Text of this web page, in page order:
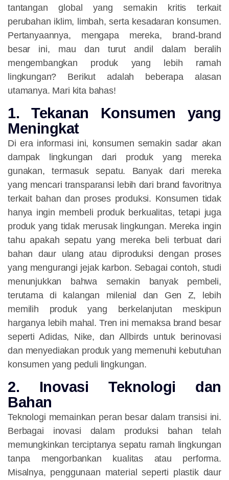
tantangan global yang semakin kritis terkait
perubahan iklim, limbah, serta kesadaran konsumen.
Pertanyaannya, mengapa mereka, brand-brand
besar ini, mau dan turut andil dalam beralih
mengembangkan produk yang lebih ramah
lingkungan? Berikut adalah beberapa alasan
utamanya. Mari kita bahas!
1. Tekanan Konsumen yang
Meningkat
Di era informasi ini, konsumen semakin sadar akan
dampak lingkungan dari produk yang mereka
gunakan, termasuk sepatu. Banyak dari mereka
yang mencari transparansi lebih dari brand favoritnya
terkait bahan dan proses produksi. Konsumen tidak
hanya ingin membeli produk berkualitas, tetapi juga
produk yang tidak merusak lingkungan. Mereka ingin
tahu apakah sepatu yang mereka beli terbuat dari
bahan daur ulang atau diproduksi dengan proses
yang mengurangi jejak karbon. Sebagai contoh, studi
menunjukkan bahwa semakin banyak pembeli,
terutama di kalangan milenial dan Gen Z, lebih
memilih produk yang berkelanjutan meskipun
harganya lebih mahal. Tren ini memaksa brand besar
seperti Adidas, Nike, dan Allbirds untuk berinovasi
dan menyediakan produk yang memenuhi kebutuhan
konsumen yang peduli lingkungan.
2. Inovasi Teknologi dan
Bahan
Teknologi memainkan peran besar dalam transisi ini.
Berbagai inovasi dalam produksi bahan telah
memungkinkan terciptanya sepatu ramah lingkungan
tanpa mengorbankan kualitas atau performa.
Misalnya, penggunaan material seperti plastik daur